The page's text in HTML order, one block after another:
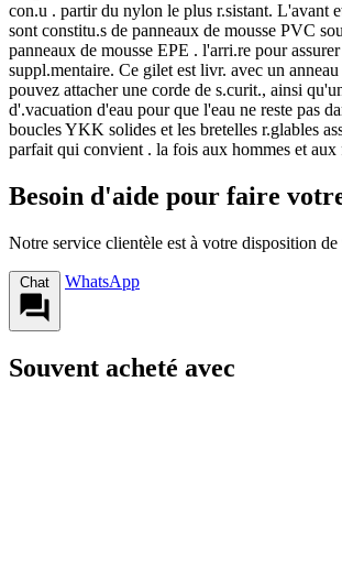
con.u . partir du nylon le plus r.sistant. L'avant
sont constitu.s de panneaux de mousse PVC
panneaux de mousse EPE . l'arri.re pour
suppl.mentaire. Ce gilet est livr. avec un
pouvez attacher une corde de s.curit., ainsi
d'.vacuation d'eau pour que l'eau ne reste pas
boucles YKK solides et les bretelles r.glables
parfait qui convient . la fois aux hommes et aux
Besoin d'aide pour faire
Notre service clientèle est à votre disposition de
Chat WhatsApp
Souvent acheté avec